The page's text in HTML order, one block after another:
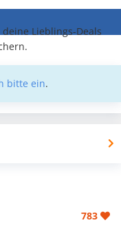
Lieblings-Deals
bitte ein.
783